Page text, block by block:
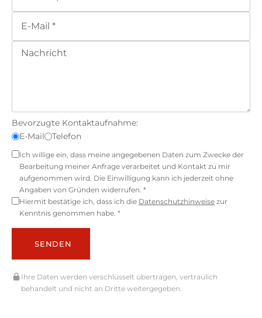
Bevorzugte Kontaktaufnahme:
E-Mail
Telefon
Ich willige ein, dass meine angegebenen Daten zum Zwecke der
Bearbeitung meiner Anfrage verarbeitet und Kontakt zu mir
aufgenommen wird. Die Einwilligung kann ich jederzeit ohne
Angaben von Gründen widerrufen. *
Hiermit bestätige ich, dass ich die Datenschutzhinweise zur
Kenntnis genommen habe. *
SENDEN
Ihre Daten werden verschlüsselt übertragen, vertraulich
behandelt und nicht an Dritte weitergegeben.